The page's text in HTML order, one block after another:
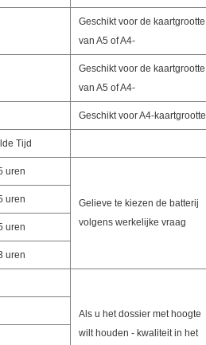
Geschikt voor de kaartgrootte
van A5 of A4-
Geschikt voor de kaartgrootte
van A5 of A4-
Geschikt voor A4-kaartgrootte
Tijd
uren
Gelieve te kiezen de batterij
volgens werkelijke vraag
uren
uren
uren
Als u het dossier met hoogte
wilt houden - kwaliteit in het